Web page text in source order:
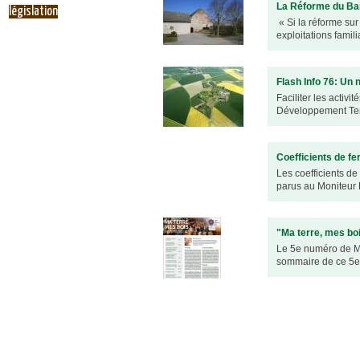
La Réforme du
« Si la réforme
exploitations
Flash Info 76: Un
Faciliter les
Développement
Coefficients de
Les coefficients
parus au Moniteur
"Ma terre, mes
Le 5e numéro de
sommaire de ce
législation